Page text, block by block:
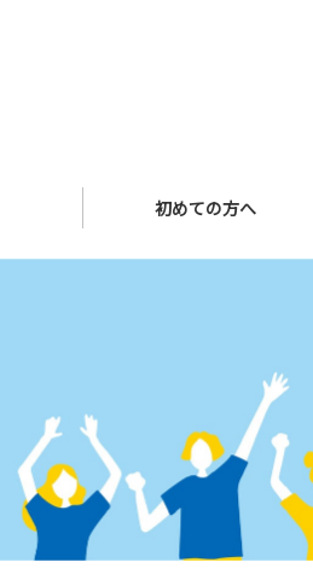
初めての方へ